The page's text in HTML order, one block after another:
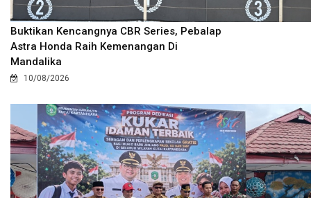
Buktikan Kencangnya CBR Series, Pebalap
Astra Honda Raih Kemenangan Di
Mandalika
10/08/2026